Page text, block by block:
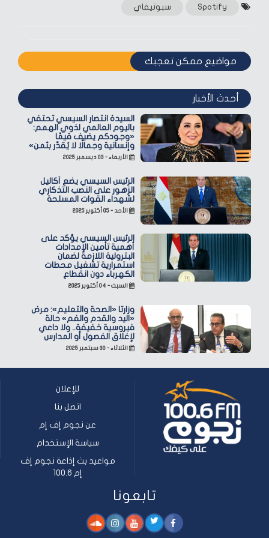
Spotify سبوتيفاي
مواضيع ممكن تعجبك
أحدث الأخبار
السيدة انتصار السيسي تحتفي
باليوم العالمي لذوي الهمم:
«وجودكم يضيف قيمًا
وإنسانية وجمالًا لا يُقدّر بثمن»
الأربعاء - ٠٣ ديسمبر ٢٠٢٥
الرئيس السيسي يضع أكاليل
الزهور على النصب التذكاري
لشهداء القوات المسلحة
الأحد - ٠٥ أكتوبر ٢٠٢٥
الرئيس السيسي يؤكد على
أهمية تأمين الإمدادات
البترولية اللازمة لضمان
استمرارية تشغيل محطات
الكهرباء دون انقطاع
السبت - ٠٤ أكتوبر ٢٠٢٥
وزارتا «الصحة والتعليم»: مرض
«اليد والقدم والفم» حالة
فيروسية خفيفة.. ولا داعي
لإغلاق الفصول أو المدارس
الثلاثاء - ٣٠ سبتمبر ٢٠٢٥
للإعلان
اتصل بنا
عن نجوم إف إم
سياسة الإستخدام
مواعيد بث إذاعة نجوم إف
إم 100.6
تابعونا